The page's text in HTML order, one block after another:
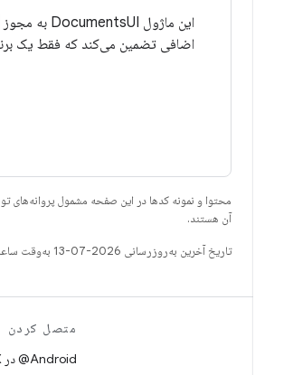
این ماژول DocumentsUI به مجوز
اضافی تضمین می‌کند که فقط یک
محتوا و نمونه کدها در این صفحه مشمول پروانه‌های
آن هستند.
تاریخ آخرین به‌روزرسانی 2026-07-13 به‌وقت ساعت هماهنگ جهانی.
متصل کردن
‫‎@Android در X